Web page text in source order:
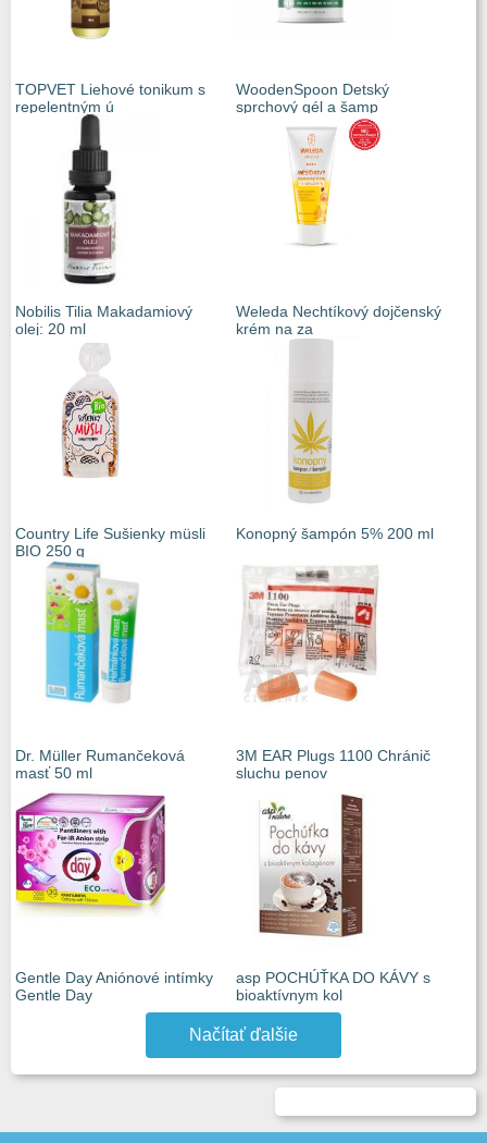
TOPVET Liehové tonikum s
repelentným ú
WoodenSpoon Detský
sprchový gél a šamp
Nobilis Tilia Makadamiový
olej: 20 ml
Weleda Nechtíkový dojčenský
krém na za
Country Life Sušienky müsli
BIO 250 g
Konopný šampón 5% 200 ml
Dr. Müller Rumančeková
masť 50 ml
3M EAR Plugs 1100 Chránič
sluchu penov
Gentle Day Aniónové intímky
Gentle Day
asp POCHÚŤKA DO KÁVY s
bioaktívnym kol
Načítať ďalšie